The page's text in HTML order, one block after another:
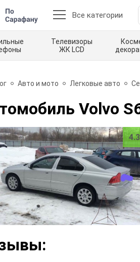
Все категории
Телевизоры
ЖК LCD
Авто и мото Легковые авто
Volvo